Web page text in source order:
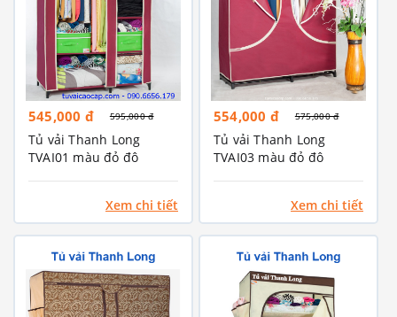
545,000 đ 595,000 đ
Tủ vải Thanh Long
TVAI01 màu đỏ đô
Xem chi tiết
554,000 đ 575,000 đ
Tủ vải Thanh Long
TVAI03 màu đỏ đô
Xem chi tiết